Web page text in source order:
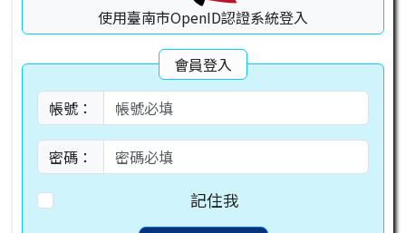
使用臺南市OpenID認證系統登入
會員登入
帳號：
密碼：
記住我